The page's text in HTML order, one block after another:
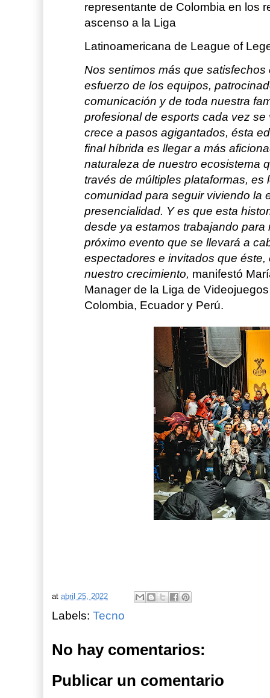
representante de Colombia en los
ascenso a la Liga
Latinoamericana de League of
Nos sentimos más que
esfuerzo de los equipos,
comunicación y de toda nuestra
profesional de esports cada vez
crece a pasos agigantados, ésta
final híbrida es llegar a más
naturaleza de nuestro ecosistema
través de múltiples plataformas, es
comunidad para seguir viviendo la
presencialidad. Y es que esta
desde ya estamos trabajando
próximo evento que se llevará a
espectadores e invitados que
nuestro crecimiento, manifestó
Manager de la Liga de
Colombia, Ecuador y Perú.
atabril 25, 2022
Labels:Tecno
No hay comentarios:
Publicar un comentario